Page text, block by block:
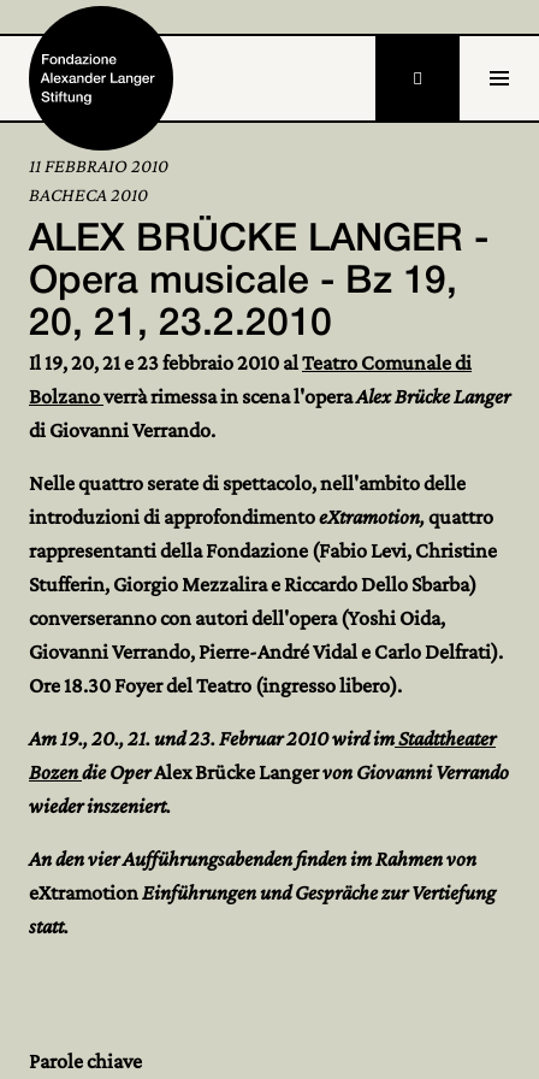
Home
Fondazione
Attività e progetti
Alexander Langer
Archivio
Partecipa

11 FEBBRAIO 2010
BACHECA 2010
ALEX BRÜCKE LANGER -
Opera musicale - Bz 19,
20, 21, 23.2.2010
Il 19, 20, 21 e 23 febbraio 2010 alTeatro Comunale di
Bolzanoverrà rimessa in scena l'operaAlex Brücke Langer
di Giovanni Verrando.
Nelle quattro serate di spettacolo, nell'ambito delle
introduzioni di approfondimentoeXtramotion,quattro
rappresentanti della Fondazione (Fabio Levi, Christine
Stufferin, Giorgio Mezzalira e Riccardo Dello Sbarba)
converseranno con autori dell'opera (Yoshi Oida,
Giovanni Verrando, Pierre-André Vidal e Carlo Delfrati).
Ore 18.30 Foyer del Teatro (ingresso libero).
Am 19., 20., 21. und 23. Februar 2010 wird imStadttheater
Bozendie OperAlex Brücke Langervon Giovanni Verrando
wieder inszeniert.
An den vier Aufführungsabenden finden im Rahmen von
eXtramotionEinführungen und Gespräche zur Vertiefung
statt.
Parole chiave